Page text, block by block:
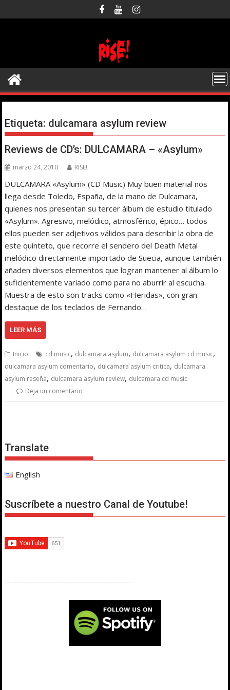
al
Etiqueta: dulcamara asylum review
Reviews de CD’s: DULCAMARA – «Asylum»
marzo 24, 2010 RISE!
DULCAMARA «Asylum» (CD Music) Muy buen material nos
llega desde Toledo, España, de la mano de Dulcamara,
quienes nos presentan su tercer álbum de estudio titulado
«Asylum». Agresivo, melódico, atmosférico, épico… todos
ellos pueden ser adjetivos válidos para describir la obra de
este quinteto, que recorre el sendero del Death Metal
melódico directamente importado de Suecia, aunque también
añaden diversos elementos que logran mantener al álbum lo
suficientemente variado como para no aburrir al escucha.
Muestra de esto son tracks como «Heridas», con gran
destaque de los teclados de Fernando…
LEER MÁS
Inicio cd music, dulcamara asylum, dulcamara asylum cd music,
dulcamara asylum comentario, dulcamara asylum critica, dulcamara
asylum reseña, dulcamara asylum review, dulcamara cd music
Deja un comentario
Translate
English
Suscríbete a nuestro Canal de Youtube!
------------------------------------------